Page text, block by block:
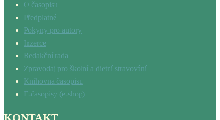
O časopisu
Předplatné
Pokyny pro autory
Inzerce
Redakční rada
Zpravodaj pro školní a dietní stravování
Knihovna časopisu
E-časopisy (e-shop)
KONTAKT